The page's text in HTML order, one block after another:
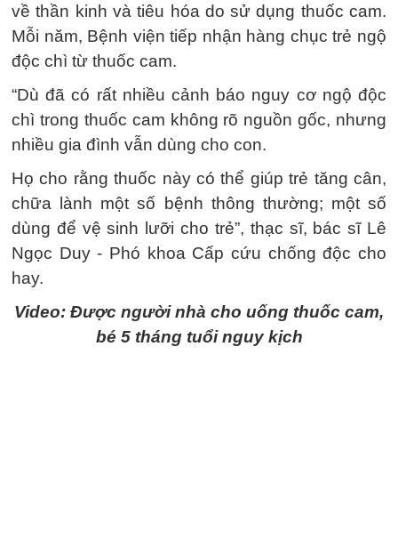
về thần kinh và tiêu hóa do sử dụng thuốc cam.
Mỗi năm, Bệnh viện tiếp nhận hàng chục trẻ ngộ
độc chì từ thuốc cam.
“Dù đã có rất nhiều cảnh báo nguy cơ ngộ độc
chì trong thuốc cam không rõ nguồn gốc, nhưng
nhiều gia đình vẫn dùng cho con.
Họ cho rằng thuốc này có thể giúp trẻ tăng cân,
chữa lành một số bệnh thông thường; một số
dùng để vệ sinh lưỡi cho trẻ”, thạc sĩ, bác sĩ Lê
Ngọc Duy - Phó khoa Cấp cứu chống độc cho
hay.
Video: Được người nhà cho uống thuốc cam,
bé 5 tháng tuổi nguy kịch